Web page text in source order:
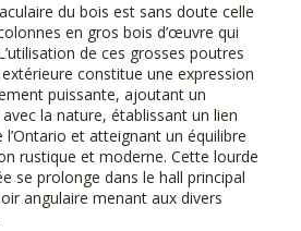
du bois est sans doute celle
en gros bois d’œuvre qui
de ces grosses poutres
extérieure constitue une expression
puissante, ajoutant un
la nature, établissant un lien
et atteignant un équilibre
rustique et moderne. Cette lourde
se prolonge dans le hall principal
angulaire menant aux divers